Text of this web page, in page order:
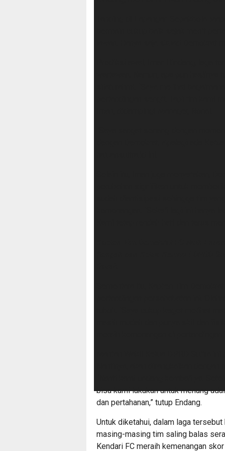
bisa kami lakukan untuk menang
dan pertahanan,” tutup Endang.
Untuk diketahui, dalam laga
masing-masing tim saling balas
Kendari FC meraih kemenangan